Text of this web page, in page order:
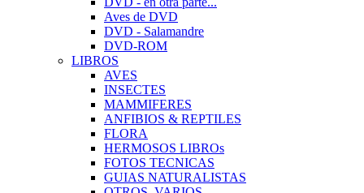
Aves de DVD
DVD - Salamandre
DVD-ROM
LIBROS
AVES
INSECTES
MAMMIFERES
ANFIBIOS & REPTILES
FLORA
HERMOSOS LIBROs
FOTOS TECNICAS
GUIAS NATURALISTAS